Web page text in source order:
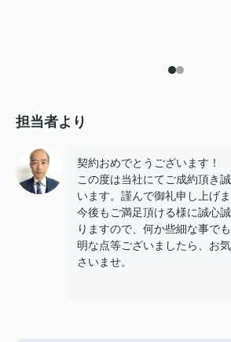
担当者より
契約おめでとうございます！
この度は当社にてご成約頂き
います。謹んで御礼申し上げま
今後もご満足頂ける様に誠心
りますので、何か些細な事で
明な点等ございましたら、お
さいませ。